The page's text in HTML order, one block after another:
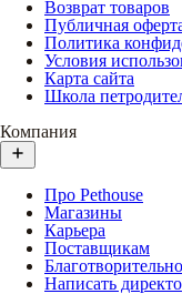
Возврат товаров
Публичная
Политика
Условия
Карта сайта
Школа
Компания
Про Pethouse
Магазины
Карьера
Поставщикам
Написать